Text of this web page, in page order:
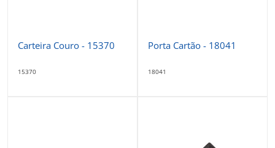
Carteira Couro - 15370
15370
Porta Cartão - 18041
18041